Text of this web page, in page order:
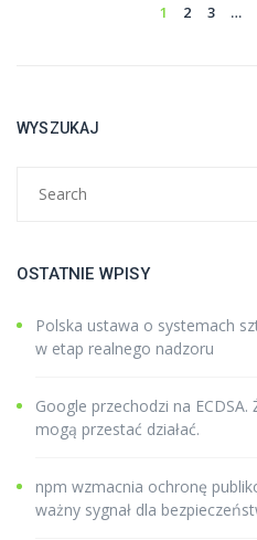
1 2 3 …
WYSZUKAJ
OSTATNIE WPISY
Polska ustawa o systemach
w etap realnego nadzoru
Google przechodzi na
mogą przestać działać.
npm wzmacnia ochronę
ważny sygnał dla